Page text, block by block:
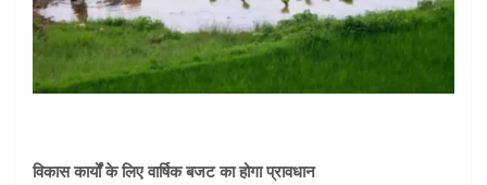
विकास कार्यों के लिए वार्षिक बजट का होगा प्रावधान